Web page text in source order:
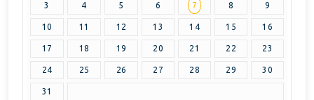
3 4 5 6 7 8 9
10 11 12 13 14 15 16
17 18 19 20 21 22 23
24 25 26 27 28 29 30
31